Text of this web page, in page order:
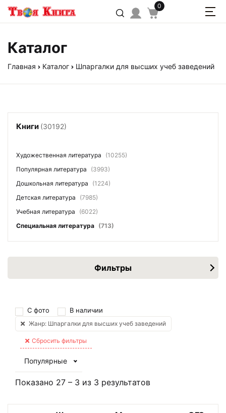
0
Каталог
Главная Каталог Шпаргалки для высших учеб заведений
Книги (30192)
Художественная литература
(10255)
Популярная литература
(3993)
Дошкольная литература
(1224)
Детская литература
(7985)
Учебная литература
(6022)
Специальная литература (713)
Фильтры
С фото В наличии
Жанр: Шпаргалки для высших учеб заведений
Сбросить фильтры
Популярные
Показано 27 – 3 из 3 результатов